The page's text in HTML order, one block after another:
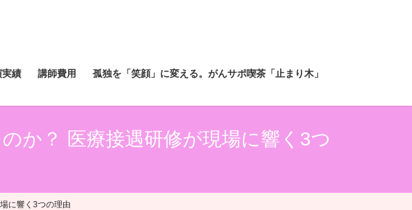
実績 講師費用 孤独を「笑顔」に変える。がんサポ喫茶「止まり木」
か？ 医療接遇研修が現場に響く3つ
に響く3つの理由